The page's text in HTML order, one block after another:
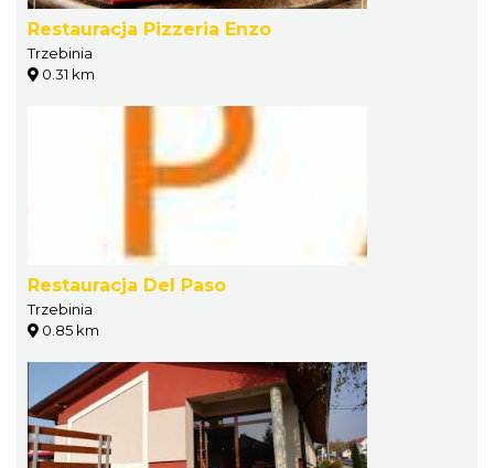
Restauracja Pizzeria Enzo
Trzebinia
0.31 km
Restauracja Del Paso
Trzebinia
0.85 km